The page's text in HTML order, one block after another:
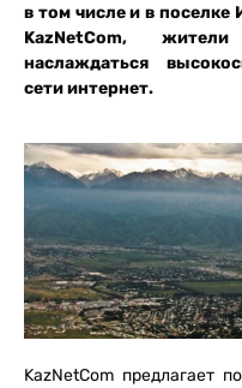
в том числе и в поселке
KazNetCom,
наслаждаться
сети интернет.
KazNetCom предлагает